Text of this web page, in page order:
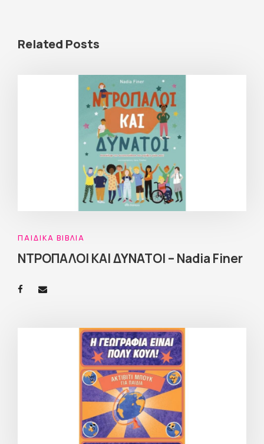
Related Posts
ΠΑΙΔΙΚΆ ΒΙΒΛΊΑ
ΝΤΡΟΠΑΛΟΙ ΚΑΙ ΔΥΝΑΤΟΙ – Nadia Finer